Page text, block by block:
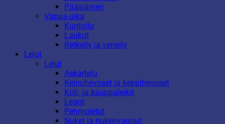
Pääsiäinen
Vapaa-aika
Kuntoilu
Laukut
Retkeily ja veneily
Lelut
Lelut
Askartelu
Keinuhevoset ja keppihevoset
Koti- ja kauppaleikit
Legot
Pehmolelut
Nuket ja nukenvaunut